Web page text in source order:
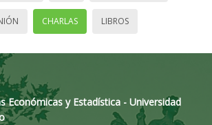
CHARLAS LIBROS
Económicas y Estadística - Universidad